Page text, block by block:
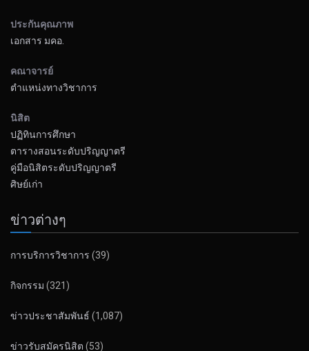
ประกันคุณภาพ
เอกสาร มคอ.
คณาจารย์
ตำแหน่งทางวิชาการ
นิสิต
ปฏิทินการศึกษา
ตารางสอนระดับปริญญาตรี
คู่มือนิสิตระดับปริญญาตรี
ศิษย์เก่า
ข่าวต่างๆ
การบริการวิชาการ (39)
กิจกรรม (321)
ข่าวประชาสัมพันธ์ (1,087)
ข่าวรับสมัครนิสิต (53)